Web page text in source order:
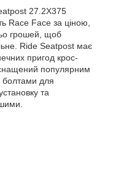
27.2X375
Race Face за ціною,
грошей, щоб
Ride Seatpost має
пригод крос-
популярним
болтами для
та